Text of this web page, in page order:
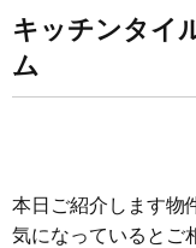
キッチンタイ
ム
本日ご紹介します物
気になっているとご